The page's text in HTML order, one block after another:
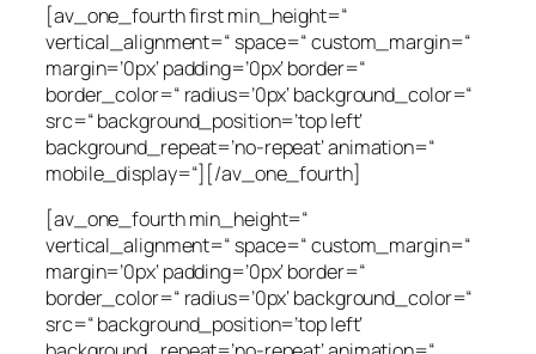
[av_one_fourth first min_height=“
vertical_alignment=“ space=“ custom_margin=“
margin=’0px‘ padding=’0px‘ border=“
border_color=“ radius=’0px‘ background_color=“
src=“ background_position=’top left‘
background_repeat=’no-repeat‘ animation=“
mobile_display=“][/av_one_fourth]
[av_one_fourth min_height=“
vertical_alignment=“ space=“ custom_margin=“
margin=’0px‘ padding=’0px‘ border=“
border_color=“ radius=’0px‘ background_color=“
src=“ background_position=’top left‘